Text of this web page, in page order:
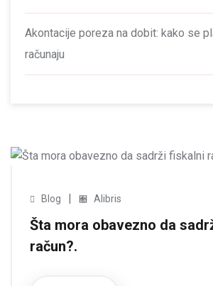
Akontacije poreza na dobit: kako se
računaju
Blog | Alibris
Šta mora obavezno da
račun?.